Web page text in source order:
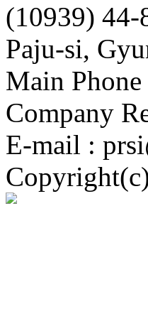
(10939) 44-
Paju-si,
Main
Company
E-mail :